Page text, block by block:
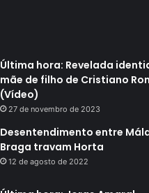
Última hora: Revelada
mãe de filho de Cristiano
(Vídeo)
27 de novembro de 2023
Desentendimento entre
Braga travam Horta
12 de agosto de 2022